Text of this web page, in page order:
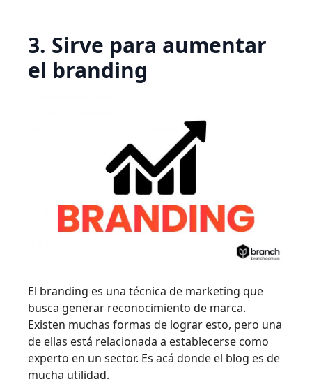
3. Sirve para aumentar
el branding
El branding es una técnica de marketing que
busca generar reconocimiento de marca.
Existen muchas formas de lograr esto, pero una
de ellas está relacionada a establecerse como
experto en un sector. Es acá donde el blog es de
mucha utilidad.